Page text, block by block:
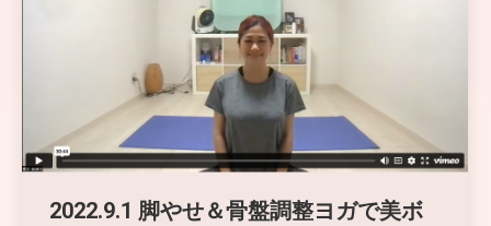
2022.9.1 脚やせ＆骨盤調整ヨガで美ボ